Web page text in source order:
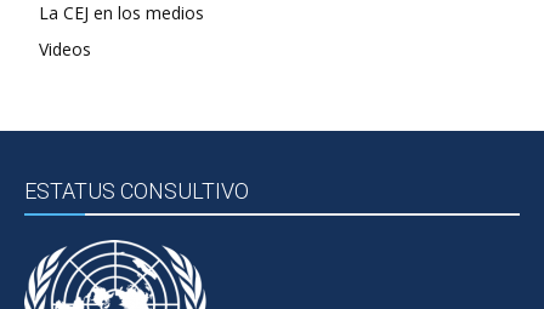
La CEJ en los medios
Videos
ESTATUS CONSULTIVO